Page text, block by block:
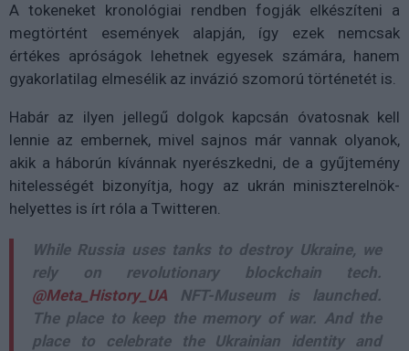
A tokeneket kronológiai rendben fogják elkészíteni a
megtörtént események alapján, így ezek nemcsak
értékes apróságok lehetnek egyesek számára, hanem
gyakorlatilag elmesélik az invázió szomorú történetét is.
Habár az ilyen jellegű dolgok kapcsán óvatosnak kell
lennie az embernek, mivel sajnos már vannak olyanok,
akik a háborún kívánnak nyerészkedni, de a gyűjtemény
hitelességét bizonyítja, hogy az ukrán miniszterelnök-
helyettes is írt róla a Twitteren.
While Russia uses tanks to destroy Ukraine, we
rely on revolutionary blockchain tech.
@Meta_History_UA NFT-Museum is launched.
The place to keep the memory of war. And the
place to celebrate the Ukrainian identity and